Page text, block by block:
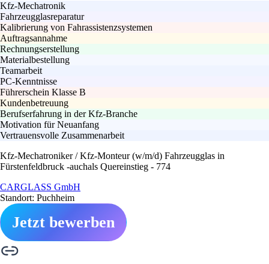
Kfz-Mechatronik
Fahrzeugglasreparatur
Kalibrierung von Fahrassistenzsystemen
Auftragsannahme
Rechnungserstellung
Materialbestellung
Teamarbeit
PC-Kenntnisse
Führerschein Klasse B
Kundenbetreuung
Berufserfahrung in der Kfz-Branche
Motivation für Neuanfang
Vertrauensvolle Zusammenarbeit
Kfz-Mechatroniker / Kfz-Monteur (w/m/d) Fahrzeugglas in
Fürstenfeldbruck -auchals Quereinstieg - 774
CARGLASS GmbH
Standort: Puchheim
Jetzt bewerben